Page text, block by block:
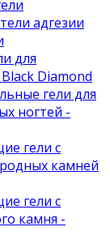
адгезии
для
Diamond
гели для
ногтей -
гели с
камней
гели с
камня -